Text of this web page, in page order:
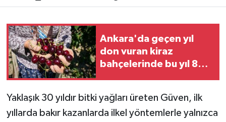
Ankara'da geçen yıl
don vuran kiraz
bahçelerinde bu yıl 80
Yaklaşık 30 yıldır bitki yağları üreten Güven, ilk
yıllarda bakır kazanlarda ilkel yöntemlerle yalnızca